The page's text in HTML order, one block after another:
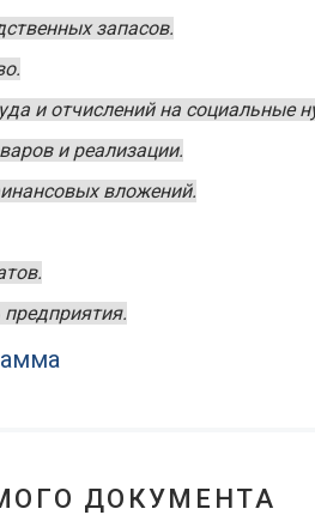
запасов.
и отчислений на социальные
и реализации.
вложений.
предприятия.
ДОКУМЕНТА